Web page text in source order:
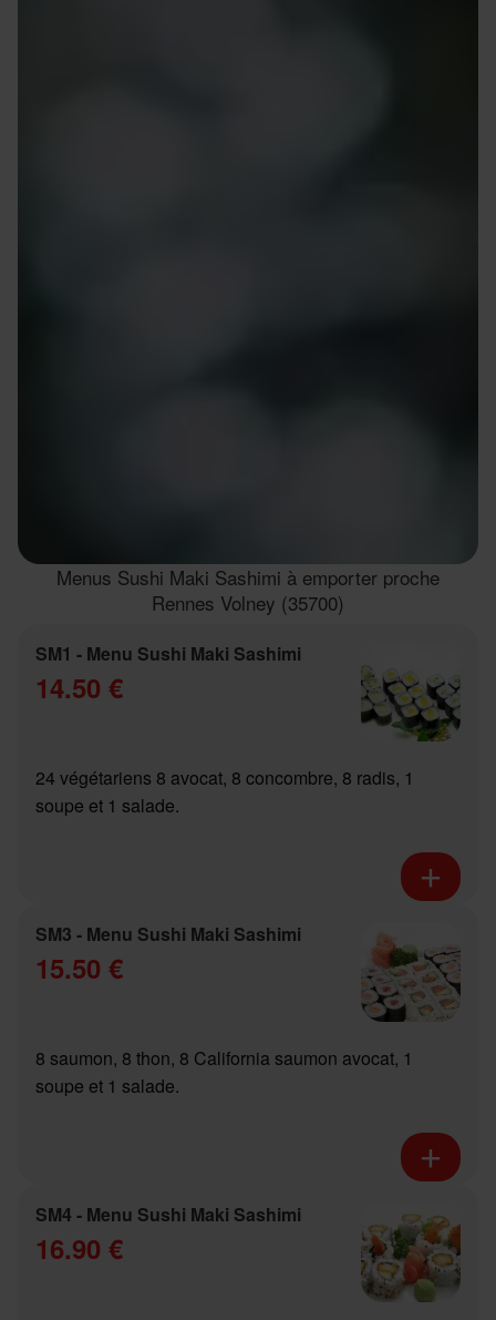
Menus Sushi Maki Sashimi à emporter proche
Rennes Volney (35700)
SM1 - Menu Sushi Maki Sashimi
14.50 €
24 végétariens 8 avocat, 8 concombre, 8 radis, 1
soupe et 1 salade.
SM3 - Menu Sushi Maki Sashimi
15.50 €
8 saumon, 8 thon, 8 California saumon avocat, 1
soupe et 1 salade.
SM4 - Menu Sushi Maki Sashimi
16.90 €